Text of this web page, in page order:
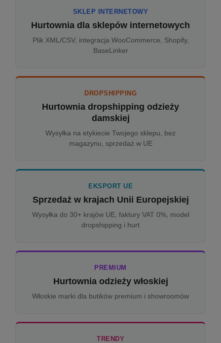
SKLEP INTERNETOWY
Hurtownia dla sklepów internetowych
Plik XML/CSV, integracja WooCommerce, Shopify,
BaseLinker
DROPSHIPPING
Hurtownia dropshipping odzieży
damskiej
Wysyłka na etykiecie Twojego sklepu, bez
magazynu, sprzedaż w UE
EKSPORT UE
Sprzedaż w krajach Unii Europejskiej
Wysyłka do 30+ krajów UE, faktury VAT 0%, model
dropshipping i hurt
PREMIUM
Hurtownia odzieży włoskiej
Włoskie marki dla butików premium i showroomów
TRENDY